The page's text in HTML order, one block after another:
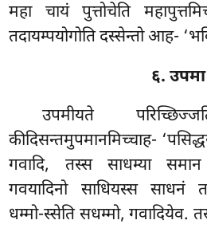
महा चायं पुत्तोचेति
तदायम्पयोगोति दस्सेन्तो आह-
६. उपमा
उपमीयते
कीदिसन्तमुपमानमिच्चाह-
गवादि, तस्स साधम्या
गवयादिनो साधियस्स साधनं
धम्मो-स्सेति सधम्मो, गवादियेव.